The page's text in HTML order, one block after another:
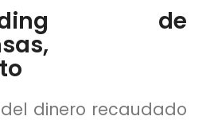
de
del dinero recaudado